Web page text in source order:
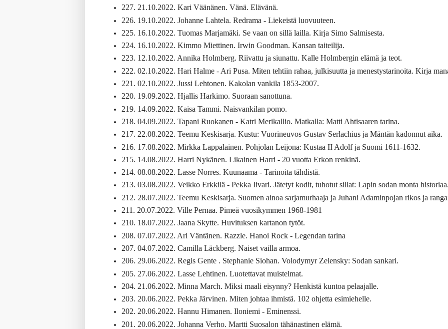
227. 21.10.2022. Kari Väänänen. Vänä. Elävänä.
226. 19.10.2022. Johanne Lahtela. Redrama - Liekeistä luovuuteen.
225. 16.10.2022. Tuomas Marjamäki. Se vaan on sillä lailla. Kirja Simo Salmisesta.
224. 16.10.2022. Kimmo Miettinen. Irwin Goodman. Kansan taiteilija.
223. 12.10.2022. Annika Holmberg. Riivattu ja siunattu. Kalle Holmbergin elämä ja teot.
222. 02.10.2022. Hari Halme - Ari Pusa. Miten tehtiin rahaa, julkisuutta ja menestystarinoita. Kirja
221. 02.10.2022. Jussi Lehtonen. Kakolan vankila 1853-2007.
220. 19.09.2022. Hjallis Harkimo. Suoraan sanottuna.
219. 14.09.2022. Kaisa Tammi. Naisvankilan pomo.
218. 04.09.2022. Tapani Ruokanen - Katri Merikallio. Matkalla: Matti Ahtisaaren tarina.
217. 22.08.2022. Teemu Keskisarja. Kustu: Vuorineuvos Gustav Serlachius ja Mäntän kadonnut aika.
216. 17.08.2022. Mirkka Lappalainen. Pohjolan Leijona: Kustaa II Adolf ja Suomi 1611-1632.
215. 14.08.2022. Harri Nykänen. Likainen Harri - 20 vuotta Erkon renkinä.
214. 08.08.2022. Lasse Norres. Kuunaama - Tarinoita tähdistä.
213. 03.08.2022. Veikko Erkkilä - Pekka Iivari. Jätetyt kodit, tuhotut sillat: Lapin sodan monta historiaa.
212. 28.07.2022. Teemu Keskisarja. Suomen ainoa sarjamurhaaja ja Juhani Adaminpojan rikos ja
211. 20.07.2022. Ville Pernaa. Pimeä vuosikymmen 1968-1981
210. 18.07.2022. Jaana Skytte. Huvituksen kartanon tytöt.
208. 07.07.2022. Ari Väntänen. Razzle. Hanoi Rock - Legendan tarina
207. 04.07.2022. Camilla Läckberg. Naiset vailla armoa.
206. 29.06.2022. Regis Gente . Stephanie Siohan. Volodymyr Zelensky: Sodan sankari.
205. 27.06.2022. Lasse Lehtinen. Luotettavat muistelmat.
204. 21.06.2022. Minna March. Miksi maali eisynny? Henkistä kuntoa pelaajalle.
203. 20.06.2022. Pekka Järvinen. Miten johtaa ihmistä. 102 ohjetta esimiehelle.
202. 20.06.2022. Hannu Himanen. Iloniemi - Eminenssi.
201. 20.06.2022. Johanna Verho. Martti Suosalon tähänastinen elämä.